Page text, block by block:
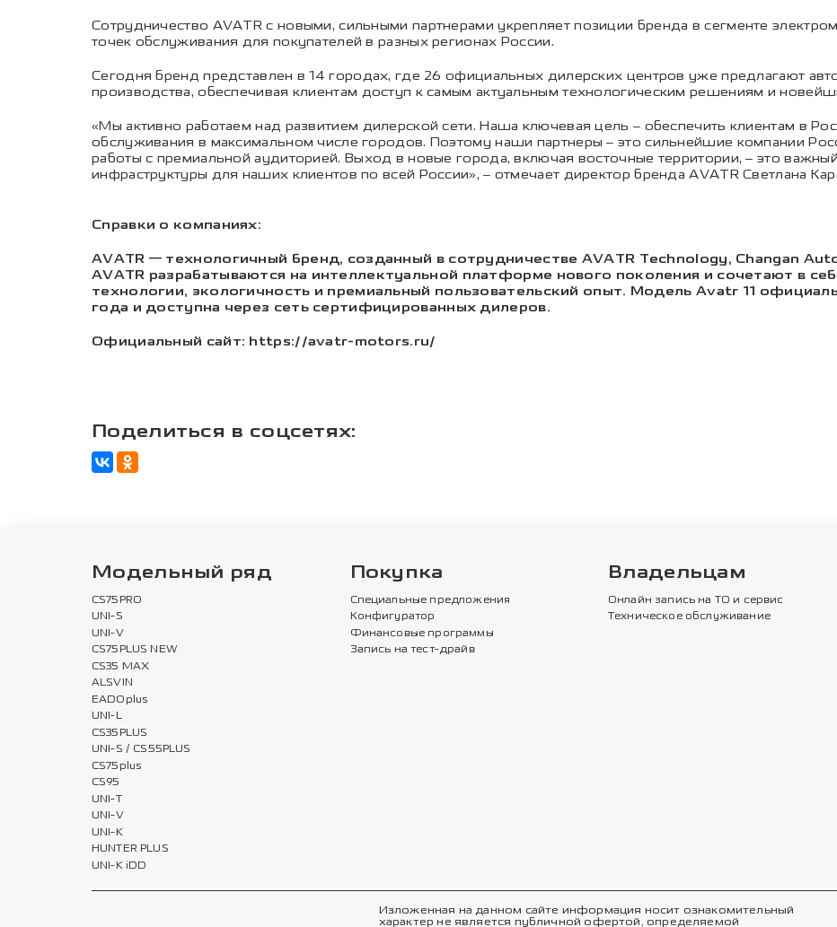
Сотрудничество AVATR с новыми, сильными партнерами укрепляет позиции бренда в сегменте
точек обслуживания для покупателей в разных регионах России.
Сегодня бренд представлен в 14 городах, где 26 официальных дилерских центров уже предлагают
производства, обеспечивая клиентам доступ к самым актуальным технологическим решениям и
«Мы активно работаем над развитием дилерской сети. Наша ключевая цель – обеспечить клиентам в
обслуживания в максимальном числе городов. Поэтому наши партнеры – это сильнейшие компании
работы с премиальной аудиторией. Выход в новые города, включая восточные территории, – это
инфраструктуры для наших клиентов по всей России», – отмечает директор бренда AVATR Светлана
Справки о компаниях:
AVATR — технологичный бренд, созданный в сотрудничестве AVATR Technology, Changan
AVATR разрабатываются на интеллектуальной платформе нового поколения и сочетают в
технологии, экологичность и премиальный пользовательский опыт. Модель Avatr 11
года и доступна через сеть сертифицированных дилеров.
Официальный сайт: https://avatr-motors.ru/
Поделиться в соцсетях:
Модельный ряд
CS75PRO
UNI-S
UNI-V
CS75PLUS NEW
CS35 MAX
ALSVIN
EADOplus
UNI-L
CS35PLUS
UNI-S / CS55PLUS
CS75plus
CS95
UNI-T
UNI-V
UNI-K
HUNTER PLUS
UNI-K iDD
Покупка
Специальные предложения
Конфигуратор
Финансовые программы
Запись на тест-драйв
Владельцам
Онлайн запись на ТО и сервис
Техническое обслуживание
Изложенная на данном сайте информация носит ознакомительный
характер не является публичной офертой, определяемой